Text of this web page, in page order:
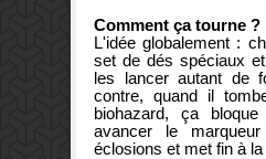
Comment ça tourne ?
L'idée globalement :
set de dés spéciaux
les lancer autant de
contre, quand il
biohazard, ça
avancer le
éclosions et met fin à la